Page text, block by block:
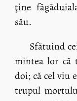
ţine
său.
Sfătuind
mintea lor că
doi; că cel viu
trupul